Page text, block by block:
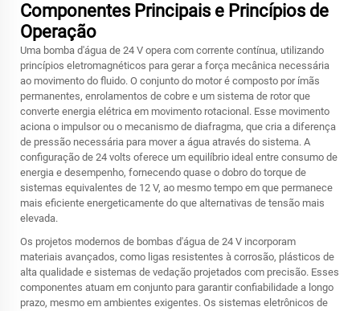
Componentes Principais e Princípios de
Operação
Uma bomba d'água de 24 V opera com corrente contínua, utilizando
princípios eletromagnéticos para gerar a força mecânica necessária
ao movimento do fluido. O conjunto do motor é composto por ímãs
permanentes, enrolamentos de cobre e um sistema de rotor que
converte energia elétrica em movimento rotacional. Esse movimento
aciona o impulsor ou o mecanismo de diafragma, que cria a diferença
de pressão necessária para mover a água através do sistema. A
configuração de 24 volts oferece um equilíbrio ideal entre consumo de
energia e desempenho, fornecendo quase o dobro do torque de
sistemas equivalentes de 12 V, ao mesmo tempo em que permanece
mais eficiente energeticamente do que alternativas de tensão mais
elevada.
Os projetos modernos de bombas d'água de 24 V incorporam
materiais avançados, como ligas resistentes à corrosão, plásticos de
alta qualidade e sistemas de vedação projetados com precisão. Esses
componentes atuam em conjunto para garantir confiabilidade a longo
prazo, mesmo em ambientes exigentes. Os sistemas eletrônicos de